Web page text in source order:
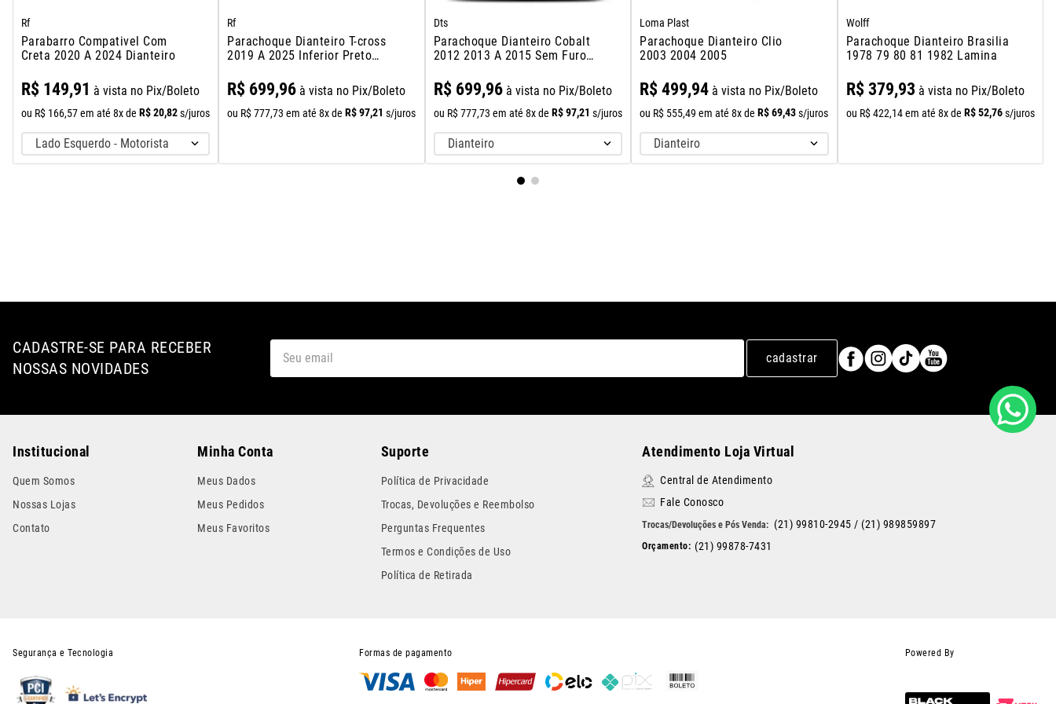
Rf
Parabarro Compativel Com
Creta 2020 A 2024 Dianteiro
R$ 149,91 à vista no Pix/Boleto
ou R$ 166,57em até 8x de R$20,82s/juros
Lado Esquerdo - Motorista
Rf
Parachoque Dianteiro T-cross
2019 A 2025 Inferior Preto
R$ 699,96 à vista no Pix/Boleto
ou R$ 777,73 em até 8x de R$ 97,21 s/juros
Dts
Parachoque Dianteiro Cobalt
2012 2013 A 2015 Sem Furo
R$ 699,96à vista no Pix/Boleto
ou R$ 777,73 em até 8x de R$ 97,21 s/juros
Dianteiro
Loma Plast
Parachoque Dianteiro Clio
2003 2004 2005
R$ 499,94 à vista no Pix/Boleto
ou R$ 555,49 em até 8x de R$69,43s/juros
Dianteiro
Wolff
Parachoque Dianteiro Brasilia
1978 79 80 81 1982 Lamina
R$ 379,93 à vista no Pix/Boleto
ou R$ 422,14 em até 8x de R$ 52,76 s/juros
CADASTRE-SE PARA RECEBER
NOSSAS NOVIDADES
cadastrar
Institucional
Quem Somos
Nossas Lojas
Contato
Minha Conta
Meus Dados
Meus Pedidos
Meus Favoritos
Suporte
Política de Privacidade
Trocas, Devoluções e Reembolso
Perguntas Frequentes
Termos e Condições de Uso
Política de Retirada
Atendimento Loja Virtual
Central de Atendimento
Fale Conosco
(21) 99810-2945 / (21) 989859897
(21) 99878-7431
Segurança e Tecnologia Formas de pagamento Powered By